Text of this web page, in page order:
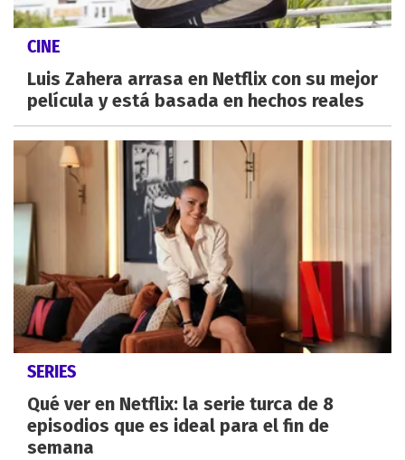
CINE
Luis Zahera arrasa en Netflix con su mejor
película y está basada en hechos reales
SERIES
Qué ver en Netflix: la serie turca de 8
episodios que es ideal para el fin de
semana